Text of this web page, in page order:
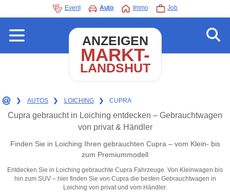
Event Auto Immo Job
ANZEIGEN
MARKT-
LANDSHUT
❯ AUTOS ❯ LOICHING ❯ CUPRA
Cupra gebraucht in Loiching entdecken – Gebrauchtwagen
von privat & Händler
Finden Sie in Loiching Ihren gebrauchten Cupra – vom Klein- bis
zum Premiummodell
Entdecken Sie in Loiching gebrauchte Cupra Fahrzeuge. Von Kleinwagen bis
hin zum SUV – hier finden Sie von Cupra die besten Gebrauchtwagen in
Loiching von privat und vom Händler.